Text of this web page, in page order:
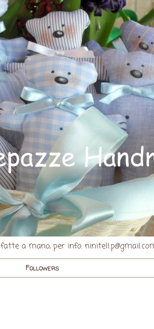
a mano, per info:
Followers